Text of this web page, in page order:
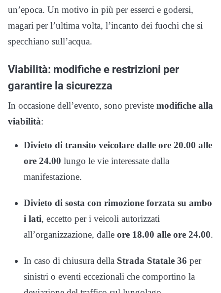
un’epoca. Un motivo in più per esserci e godersi,
magari per l’ultima volta, l’incanto dei fuochi che si
specchiano sull’acqua.
Viabilità: modifiche e restrizioni per
garantire la sicurezza
In occasione dell’evento, sono previste modifiche alla
viabilità:
Divieto di transito veicolare dalle ore 20.00 alle
ore 24.00 lungo le vie interessate dalla
manifestazione.
Divieto di sosta con rimozione forzata su ambo
i lati, eccetto per i veicoli autorizzati
all’organizzazione, dalle ore 18.00 alle ore 24.00.
In caso di chiusura della Strada Statale 36 per
sinistri o eventi eccezionali che comportino la